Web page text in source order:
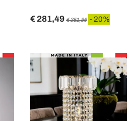
€ 281,49 € 351,86 - 20%